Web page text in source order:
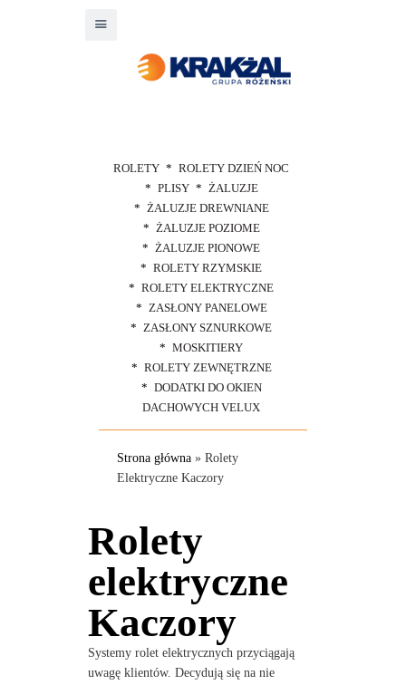
ROLETY
ROLETY DZIEŃ NOC
PLISY
ŻALUZJE
ŻALUZJE DREWNIANE
ŻALUZJE POZIOME
ŻALUZJE PIONOWE
ROLETY RZYMSKIE
ROLETY ELEKTRYCZNE
ZASŁONY PANELOWE
ZASŁONY SZNURKOWE
MOSKITIERY
ROLETY ZEWNĘTRZNE
DODATKI DO OKIEN
DACHOWYCH VELUX
Strona główna » Rolety
Elektryczne Kaczory
Rolety
elektryczne
Kaczory
Systemy rolet elektrycznych przyciągają
uwagę klientów. Decydują się na nie